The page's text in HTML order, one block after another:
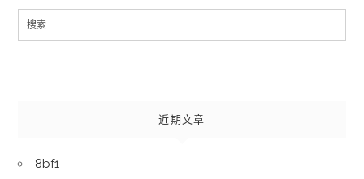
Search
近期文章
8bf1